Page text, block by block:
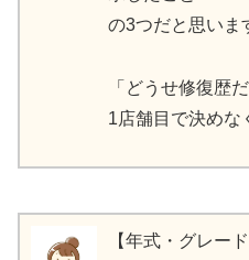
の3つだと思いま
「どうせ修復歴
1店舗目で決めな
【年式・グレード